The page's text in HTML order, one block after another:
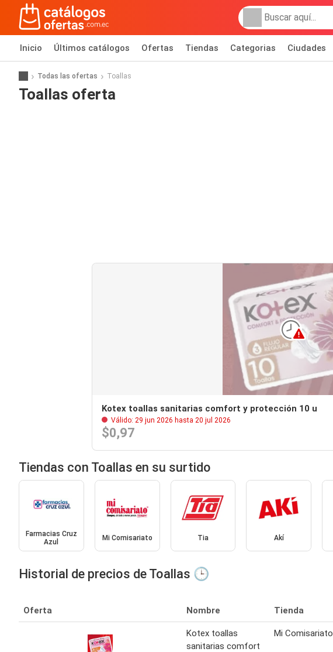
Inicio Últimos catálogos Ofertas Tiendas Categorias Ciudades
Todas las ofertas Toallas
Toallas oferta
Kotex toallas sanitarias comfort y protección 10 u
Válido: 29 jun 2026 hasta 20 jul 2026
$0,97
Tiendas con Toallas en su surtido
Farmacias Cruz
Azul
Mi Comisariato Tia Akí
Historial de precios de Toallas 🕒
Oferta Nombre Tienda
Kotex toallas
sanitarias comfort
Mi Comisariato